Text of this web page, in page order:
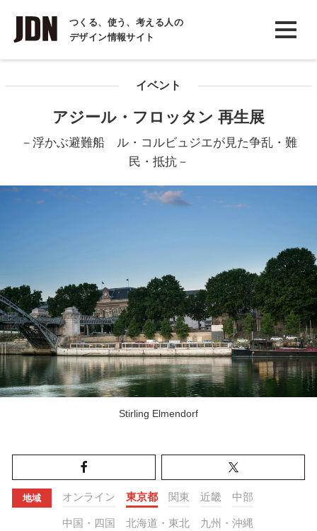
つくる、使う、考える人の
デザイン情報サイト
INTERVIEW
インタビュー
COLUMN
イベント
アジール・フロッタン 再生展
－浮かぶ避難船 ル・コルビュジエが見た争乱・難
民・抵抗－
Stirling Elmendorf
地域 オンライン 東京都 関東 近畿 中部
中国・四国 北海道・東北 九州・沖縄